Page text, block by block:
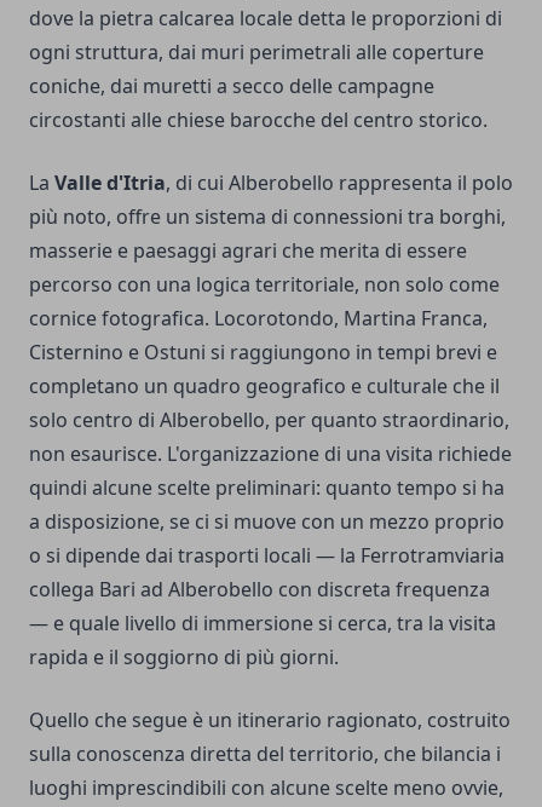
dove la pietra calcarea locale detta le proporzioni di
ogni struttura, dai muri perimetrali alle coperture
coniche, dai muretti a secco delle campagne
circostanti alle chiese barocche del centro storico.
La Valle d'Itria, di cui Alberobello rappresenta il polo
più noto, offre un sistema di connessioni tra borghi,
masserie e paesaggi agrari che merita di essere
percorso con una logica territoriale, non solo come
cornice fotografica. Locorotondo, Martina Franca,
Cisternino e Ostuni si raggiungono in tempi brevi e
completano un quadro geografico e culturale che il
solo centro di Alberobello, per quanto straordinario,
non esaurisce. L'organizzazione di una visita richiede
quindi alcune scelte preliminari: quanto tempo si ha
a disposizione, se ci si muove con un mezzo proprio
o si dipende dai trasporti locali — la Ferrotramviaria
collega Bari ad Alberobello con discreta frequenza
— e quale livello di immersione si cerca, tra la visita
rapida e il soggiorno di più giorni.
Quello che segue è un itinerario ragionato, costruito
sulla conoscenza diretta del territorio, che bilancia i
luoghi imprescindibili con alcune scelte meno ovvie,